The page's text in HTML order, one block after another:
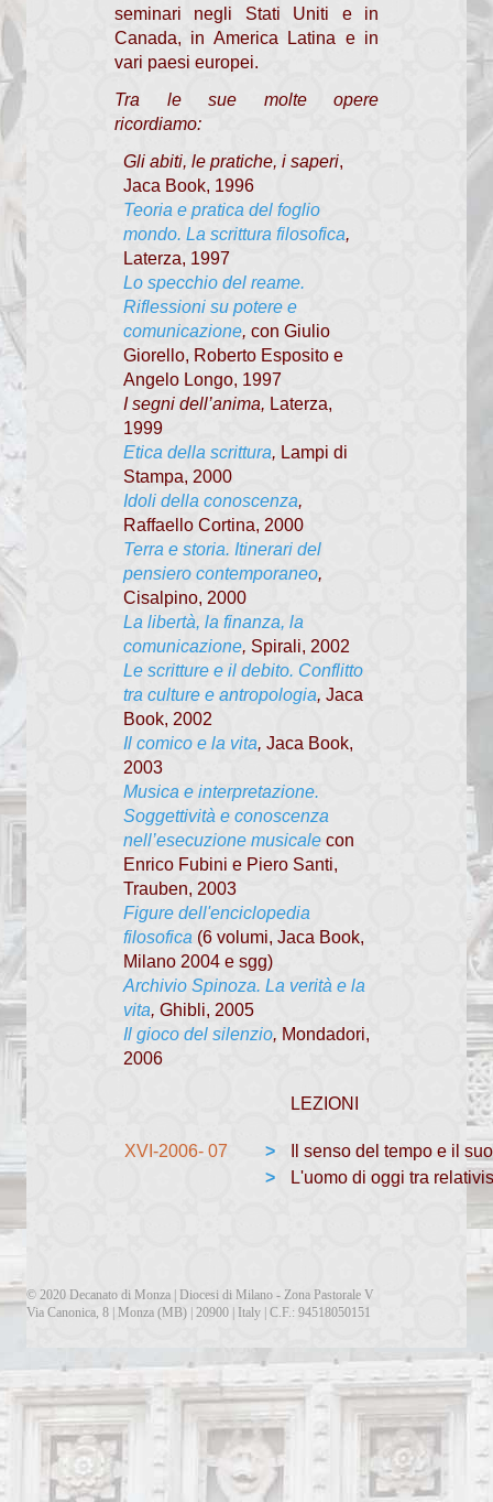
Mondo Economia
Rassegna stampa
Pastorale Giovanile
Visita Pastorale 2016
Visita Pastorale 2009
Carta Comunione
Comunicazione Funerali
Regola di vita del Clero
Dialoghi di Vita buona
Sinodo diocesano
SANTE MESSE
SCUOLA DI TEOLOGIA
Presentazione scuola
Archivio recente
Programma dell'anno 2025/26
seminari negli Stati Uniti e in
Canada, in America Latina e in
vari paesi europei.
Tra le sue molte opere
ricordiamo:
Gli abiti, le pratiche, i saperi,
Jaca Book, 1996
Teoria e pratica del foglio
mondo. La scrittura filosofica,
Laterza, 1997
Lo specchio del reame.
Riflessioni su potere e
comunicazione, con Giulio
Giorello, Roberto Esposito e
Angelo Longo, 1997
I segni dell’anima, Laterza,
1999
Etica della scrittura, Lampi di
Stampa, 2000
Idoli della conoscenza,
Raffaello Cortina, 2000
Terra e storia. Itinerari del
pensiero contemporaneo,
Cisalpino, 2000
La libertà, la finanza, la
comunicazione, Spirali, 2002
Le scritture e il debito. Conflitto
tra culture e antropologia, Jaca
Book, 2002
Il comico e la vita, Jaca Book,
2003
Musica e interpretazione.
Soggettività e conoscenza
nell’esecuzione musicale con
Enrico Fubini e Piero Santi,
Trauben, 2003
Figure dell'enciclopedia
filosofica (6 volumi, Jaca Book,
Milano 2004 e sgg)
Archivio Spinoza. La verità e la
vita, Ghibli, 2005
Il gioco del silenzio, Mondadori,
2006
LEZIONI
XVI-2006- 07 >
Il senso del tempo e il
>
L'uomo di oggi tra
© 2020 Decanato di Monza | Diocesi di Milano - Zona Pastorale V
Via Canonica, 8 | Monza (MB) | 20900 | Italy | C.F.: 94518050151